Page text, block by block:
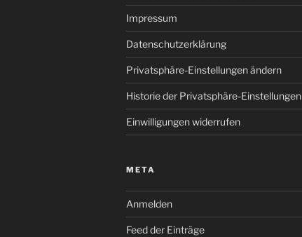
Impressum
Datenschutzerklärung
Privatsphäre-Einstellungen ändern
Historie der Privatsphäre-Einstellungen
Einwilligungen widerrufen
META
Anmelden
Feed der Einträge